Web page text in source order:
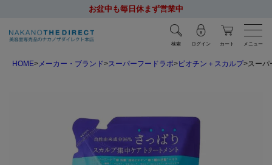
お盆中も毎日休まず営業中
検索 ログイン カート メニュー
HOME メーカー・ブランド スーパーフードラボ ビオチン＋スカルプ スーパ